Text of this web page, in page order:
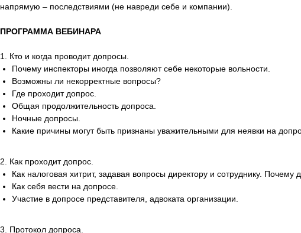
напрямую – последствиями (не навреди себе и компании).
ПРОГРАММА ВЕБИНАРА
1. Кто и когда проводит допросы.
Почему инспекторы иногда позволяют себе некоторые вольности.
Возможны ли некорректные вопросы?
Где проходит допрос.
Общая продолжительность допроса.
Ночные допросы.
Какие причины могут быть признаны уважительными для неявки на
2. Как проходит допрос.
Как налоговая хитрит, задавая вопросы директору и сотруднику.
Как себя вести на допросе.
Участие в допросе представителя, адвоката организации.
3. Протокол допроса.